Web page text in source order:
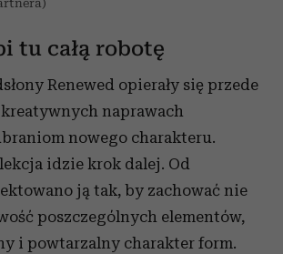
tu całą robotę
Renewed opierały się przede
naprawach
nowego charakteru.
idzie krok dalej. Od
ją tak, by zachować nie
poszczególnych elementów,
i powtarzalny charakter form.